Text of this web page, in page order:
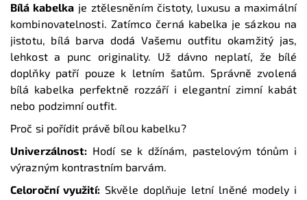
Bílá kabelka je ztělesněním čistoty, luxusu a maximální
kombinovatelnosti. Zatímco černá kabelka je sázkou na
jistotu, bílá barva dodá Vašemu outfitu okamžitý jas,
lehkost a punc originality. Už dávno neplatí, že bílé
doplňky patří pouze k letním šatům. Správně zvolená
bílá kabelka perfektně rozzáří i elegantní zimní kabát
nebo podzimní outfit.
Proč si pořídit právě bílou kabelku?
Univerzálnost: Hodí se k džínám, pastelovým tónům i
výrazným kontrastním barvám.
Celoroční využití: Skvěle doplňuje letní lněné modely i